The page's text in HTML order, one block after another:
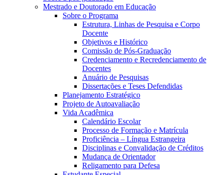
Mestrado e Doutorado em Educação
Sobre o Programa
Estrutura, Linhas de Pesquisa e Corpo
Docente
Objetivos e Histórico
Comissão de Pós-Graduação
Credenciamento e Recredenciamento de
Docentes
Anuário de Pesquisas
Dissertações e Teses Defendidas
Planejamento Estratégico
Projeto de Autoavaliação
Vida Acadêmica
Calendário Escolar
Processo de Formação e Matrícula
Proficiência – Língua Estrangeira
Disciplinas e Convalidação de Créditos
Mudança de Orientador
Religamento para Defesa